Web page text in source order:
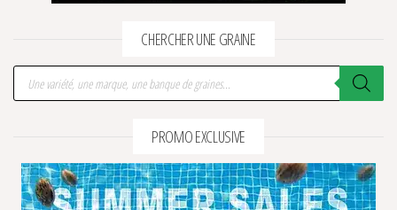
CHERCHER UNE GRAINE
Recherche de produits
PROMO EXCLUSIVE